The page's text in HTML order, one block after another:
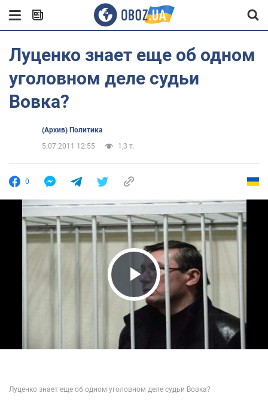
Луценко знает еще об одном
уголовном деле судьи
Вовка?
(Архив) Политика
5.07.2011 12:55
1,3 т.
0
Play Video